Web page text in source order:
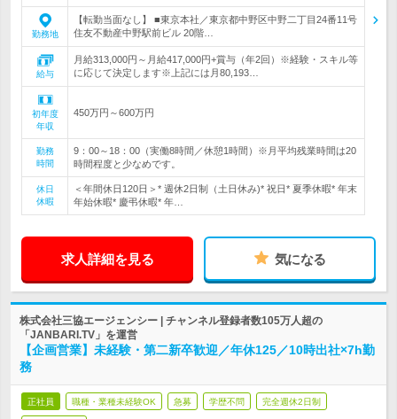
勤務地
【転勤当面なし】 ■東京本社／東京都中野区中野二丁目24番11号
住友不動産中野駅前ビル 20階…
給与
月給313,000円～月給417,000円+賞与（年2回）※経験・スキル等
に応じて決定します※上記には月80,193…
初年度
年収
450万円～600万円
勤務
時間
9：00～18：00（実働8時間／休憩1時間）※月平均残業時間は20
時間程度と少なめです。
休日
休暇
＜年間休日120日＞* 週休2日制（土日休み)* 祝日* 夏季休暇* 年末
年始休暇* 慶弔休暇* 年…
求人詳細を見る 気になる
株式会社三協エージェンシー | チャンネル登録者数105万人超の
「JANBARI.TV」を運営
【企画営業】未経験・第二新卒歓迎／年休125／10時出社×7h勤
務
正社員 職種・業種未経験OK 急募 学歴不問 完全週休2日制